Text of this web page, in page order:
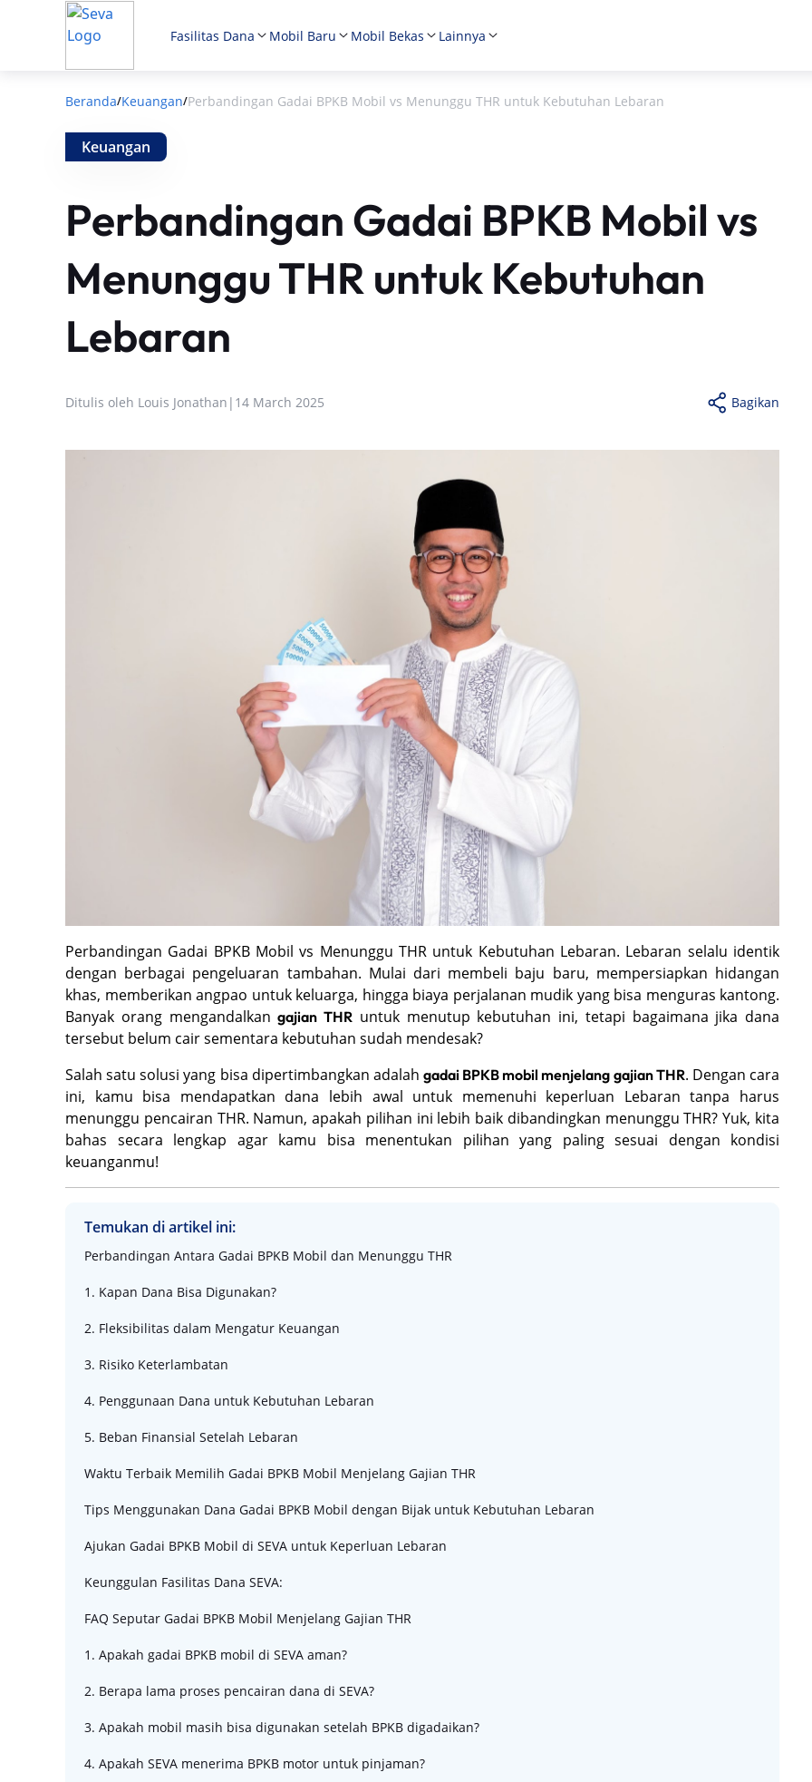
Fasilitas Dana Mobil Baru Mobil Bekas Lainnya
Beranda/Keuangan/Perbandingan Gadai BPKB Mobil vs Menunggu THR untuk Kebutuhan Lebaran
Keuangan
Perbandingan Gadai BPKB Mobil vs
Menunggu THR untuk Kebutuhan
Lebaran
Ditulis oleh Louis Jonathan | 14 March 2025 Bagikan
Perbandingan Gadai BPKB Mobil vs Menunggu THR untuk Kebutuhan Lebaran. Lebaran selalu identik
dengan berbagai pengeluaran tambahan. Mulai dari membeli baju baru, mempersiapkan hidangan
khas, memberikan angpao untuk keluarga, hingga biaya perjalanan mudik yang bisa menguras kantong.
Banyak orang mengandalkangajian THR untuk menutup kebutuhan ini, tetapi bagaimana jika dana
tersebut belum cair sementara kebutuhan sudah mendesak?
Salah satu solusi yang bisa dipertimbangkan adalah gadai BPKB mobil menjelang gajian THR. Dengan cara
ini, kamu bisa mendapatkan dana lebih awal untuk memenuhi keperluan Lebaran tanpa harus
menunggu pencairan THR. Namun, apakah pilihan ini lebih baik dibandingkan menunggu THR? Yuk, kita
bahas secara lengkap agar kamu bisa menentukan pilihan yang paling sesuai dengan kondisi
keuanganmu!
Temukan di artikel ini:
Perbandingan Antara Gadai BPKB Mobil dan Menunggu THR
1. Kapan Dana Bisa Digunakan?
2. Fleksibilitas dalam Mengatur Keuangan
3. Risiko Keterlambatan
4. Penggunaan Dana untuk Kebutuhan Lebaran
5. Beban Finansial Setelah Lebaran
Waktu Terbaik Memilih Gadai BPKB Mobil Menjelang Gajian THR
Tips Menggunakan Dana Gadai BPKB Mobil dengan Bijak untuk Kebutuhan Lebaran
Ajukan Gadai BPKB Mobil di SEVA untuk Keperluan Lebaran
Keunggulan Fasilitas Dana SEVA:
FAQ Seputar Gadai BPKB Mobil Menjelang Gajian THR
1. Apakah gadai BPKB mobil di SEVA aman?
2. Berapa lama proses pencairan dana di SEVA?
3. Apakah mobil masih bisa digunakan setelah BPKB digadaikan?
4. Apakah SEVA menerima BPKB motor untuk pinjaman?